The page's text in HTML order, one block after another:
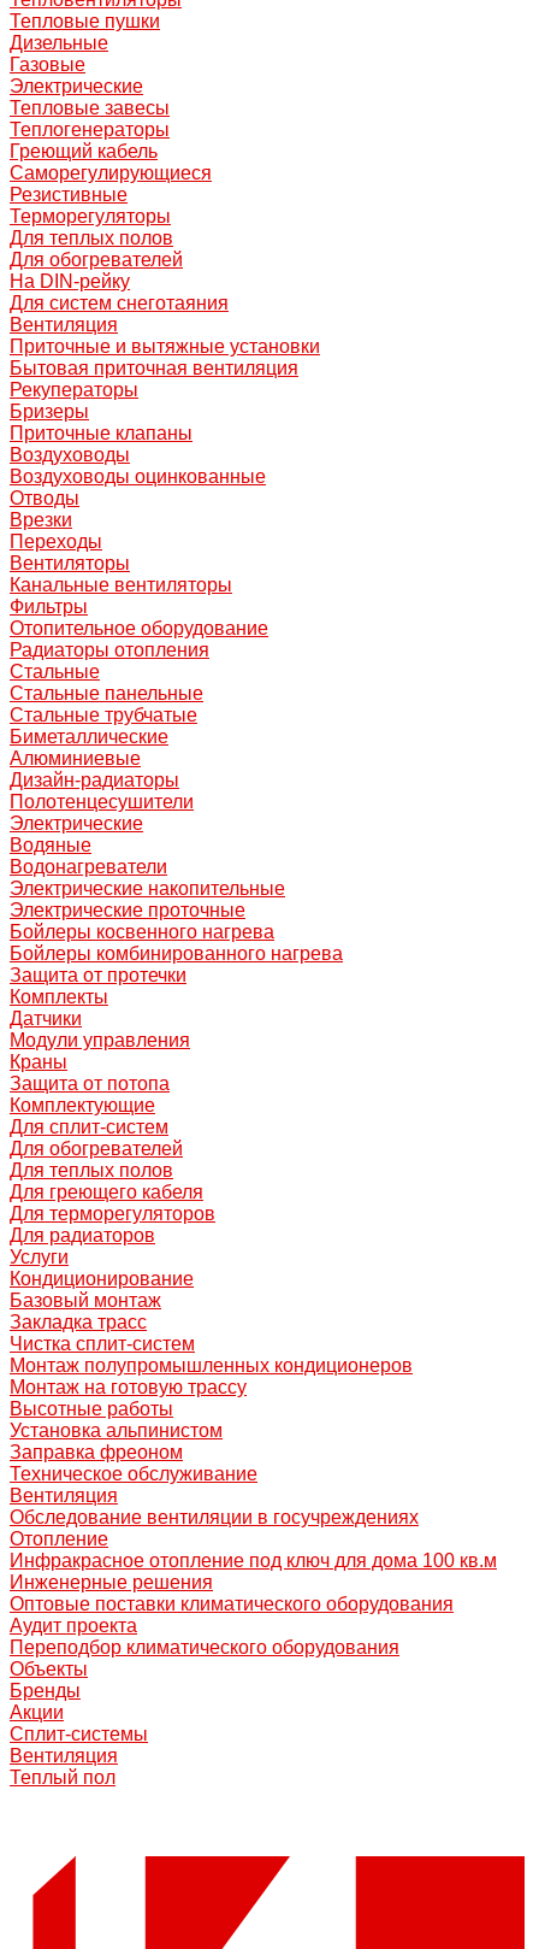
Тепловые пушки
Дизельные
Газовые
Электрические
Тепловые завесы
Теплогенераторы
Греющий кабель
Саморегулирующиеся
Резистивные
Терморегуляторы
Для теплых полов
Для обогревателей
На DIN-рейку
Для систем снеготаяния
Вентиляция
Приточные и вытяжные установки
Бытовая приточная вентиляция
Рекуператоры
Бризеры
Приточные клапаны
Воздуховоды
Воздуховоды оцинкованные
Отводы
Врезки
Переходы
Вентиляторы
Канальные вентиляторы
Фильтры
Отопительное оборудование
Радиаторы отопления
Стальные
Стальные панельные
Стальные трубчатые
Биметаллические
Алюминиевые
Дизайн-радиаторы
Полотенцесушители
Электрические
Водяные
Водонагреватели
Электрические накопительные
Электрические проточные
Бойлеры косвенного нагрева
Бойлеры комбинированного нагрева
Защита от протечки
Комплекты
Датчики
Модули управления
Краны
Защита от потопа
Комплектующие
Для сплит-систем
Для обогревателей
Для теплых полов
Для греющего кабеля
Для терморегуляторов
Для радиаторов
Услуги
Кондиционирование
Базовый монтаж
Закладка трасс
Чистка сплит-систем
Монтаж полупромышленных кондиционеров
Монтаж на готовую трассу
Высотные работы
Установка альпинистом
Заправка фреоном
Техническое обслуживание
Вентиляция
Обследование вентиляции в госучреждениях
Отопление
Инфракрасное отопление под ключ для дома 100 кв.м
Инженерные решения
Оптовые поставки климатического оборудования
Аудит проекта
Переподбор климатического оборудования
Объекты
Бренды
Акции
Сплит-системы
Вентиляция
Теплый пол